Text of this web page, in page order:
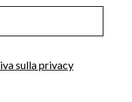
sulla privacy